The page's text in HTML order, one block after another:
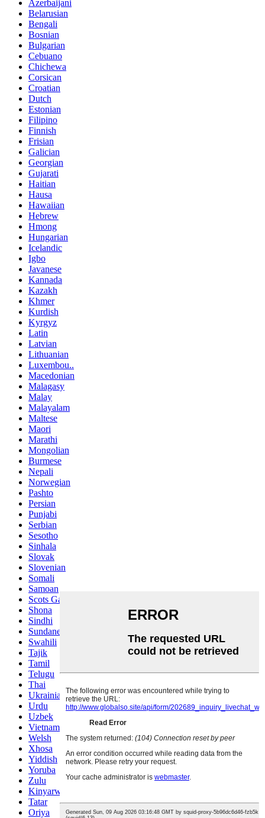
Azerbaijani
Belarusian
Bengali
Bosnian
Bulgarian
Cebuano
Chichewa
Corsican
Croatian
Dutch
Estonian
Filipino
Finnish
Frisian
Galician
Georgian
Gujarati
Haitian
Hausa
Hawaiian
Hebrew
Hmong
Hungarian
Icelandic
Igbo
Javanese
Kannada
Kazakh
Khmer
Kurdish
Kyrgyz
Latin
Latvian
Lithuanian
Luxembou..
Macedonian
Malagasy
Malay
Malayalam
Maltese
Maori
Marathi
Mongolian
Burmese
Nepali
Norwegian
Pashto
Persian
Punjabi
Serbian
Sesotho
Sinhala
Slovak
Slovenian
Somali
Samoan
Scots Gaelic
Shona
Sindhi
Sundanese
Swahili
Tajik
Tamil
Telugu
Thai
Ukrainian
Urdu
Uzbek
Vietnamese
Welsh
Xhosa
Yiddish
Yoruba
Zulu
Kinyarwanda
Tatar
Oriya